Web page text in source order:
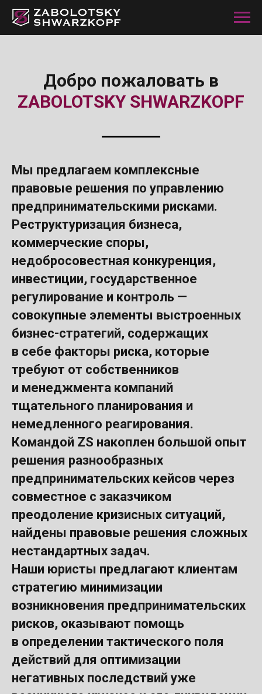
Добро пожаловать в
ZABOLOTSKY SHWARZKOPF
Мы предлагаем комплексные
правовые решения по управлению
предпринимательскими рисками.
Реструктуризация бизнеса,
коммерческие споры,
недобросовестная конкуренция,
инвестиции, государственное
регулирование и контроль —
совокупные элементы выстроенных
бизнес-стратегий, содержащих
в себе факторы риска, которые
требуют от собственников
и менеджмента компаний
тщательного планирования и
немедленного реагирования.
Командой ZS накоплен большой опыт
решения разнообразных
предпринимательских кейсов через
совместное с заказчиком
преодоление кризисных ситуаций,
найдены правовые решения сложных
нестандартных задач.
Наши юристы предлагают клиентам
стратегию минимизации
возникновения предпринимательских
рисков, оказывают помощь
в определении тактического поля
действий для оптимизации
негативных последствий уже